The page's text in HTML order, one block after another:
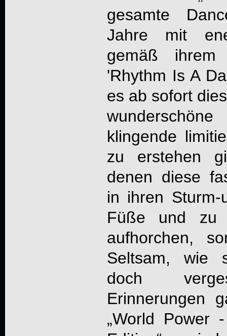
gesamte
Jahre mit
gemäß ihrem
'Rhythm Is A
es ab sofort
klingende
zu erstehen
denen diese
in ihren Sturm-
Füße und zu
aufhorchen,
Seltsam, wie
doch
Erinnerungen
„World Power